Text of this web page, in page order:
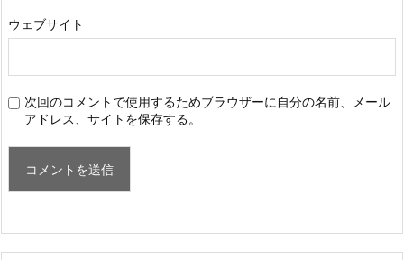
ウェブサイト
次回のコメントで使用するためブラウザーに自分の名前、メール
アドレス、サイトを保存する。